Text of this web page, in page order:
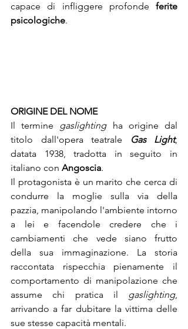
capace di infliggere profonde ferite
psicologiche.
ORIGINE DEL NOME
Il termine gaslighting ha origine dal
titolo dall'opera teatrale
Gas Light,
datata 1938, tradotta in seguito in
italiano con Angoscia.
Il protagonista è un marito che cerca di
condurre la moglie sulla via della
pazzia, manipolando l'ambiente intorno
a lei e facendole credere che i
cambiamenti che vede siano frutto
della sua immaginazione. La storia
raccontata rispecchia pienamente il
comportamento di manipolazione che
assume chi pratica il gaslighting,
arrivando a far dubitare la vittima delle
sue stesse capacità mentali.